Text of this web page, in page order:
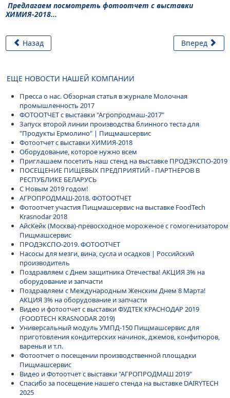
Предлагаем посмотреть фотоотчет с выставки
ХИМИЯ-2018...
Назад Вперед
ЕЩЕ НОВОСТИ НАШЕЙ КОМПАНИИ
Пресса о нас. Обзорная статья в журнале Молочная
промышленность 2017
ФОТООТЧЕТ с выставки "Агропродмаш-2017"
Запуск второй линии производства блинного теста для
"Продукты Ермолино" | Пищмашсервис
Фотоотчет с выставки ХИМИЯ-2018
Оборудование, которое нужно всем
Приглашаем посетить наш стенд на выставке ПРОДЭКСПО-2019
ПОСЕЩЕНИЕ ПИЩЕВЫХ ПРЕДПРИЯТИЙ - ПАРТНЕРОВ В
РЕСПУБЛИКЕ БЕЛАРУСЬ
С Новым 2019 годом!
АГРОПРОДМАШ-2018. ФОТООТЧЕТ
Фотоотчет участия Пищмашсервис на выставке FoodTech
Krasnodar 2018
АйсКейк (Москва)-превосходное мороженое с гомогенизатором
Пищмашсервис
ПРОДЭКСПО-2019. ФОТООТЧЕТ
Насосы для мезги, вина, сусла и осадков | Российский
производитель
Поздравляем с Днем защитника Отечества! АКЦИЯ 3% на
оборудование и запчасти
Поздравляем с Международным Женским Днем 8 Марта!
АКЦИЯ 3% на оборудование и запчасти
Видео и фотоотчет с выставки ФУДТЕК КРАСНОДАР 2019
(FOODTECH KRASNODAR 2019)
Универсальный модуль УМПД-150 Пищмашсервис для
приготовления кондитерских начинок, джемов, конфитюров,
варенья и т.п.
Фотоотчет о посещении производственной площадки
Пищмашсервис
Видео и Фотоотчет с выставки "АГРОПРОДМАШ 2019"
Спасибо за посещение нашего стенда на выставке DAIRYTECH
2025